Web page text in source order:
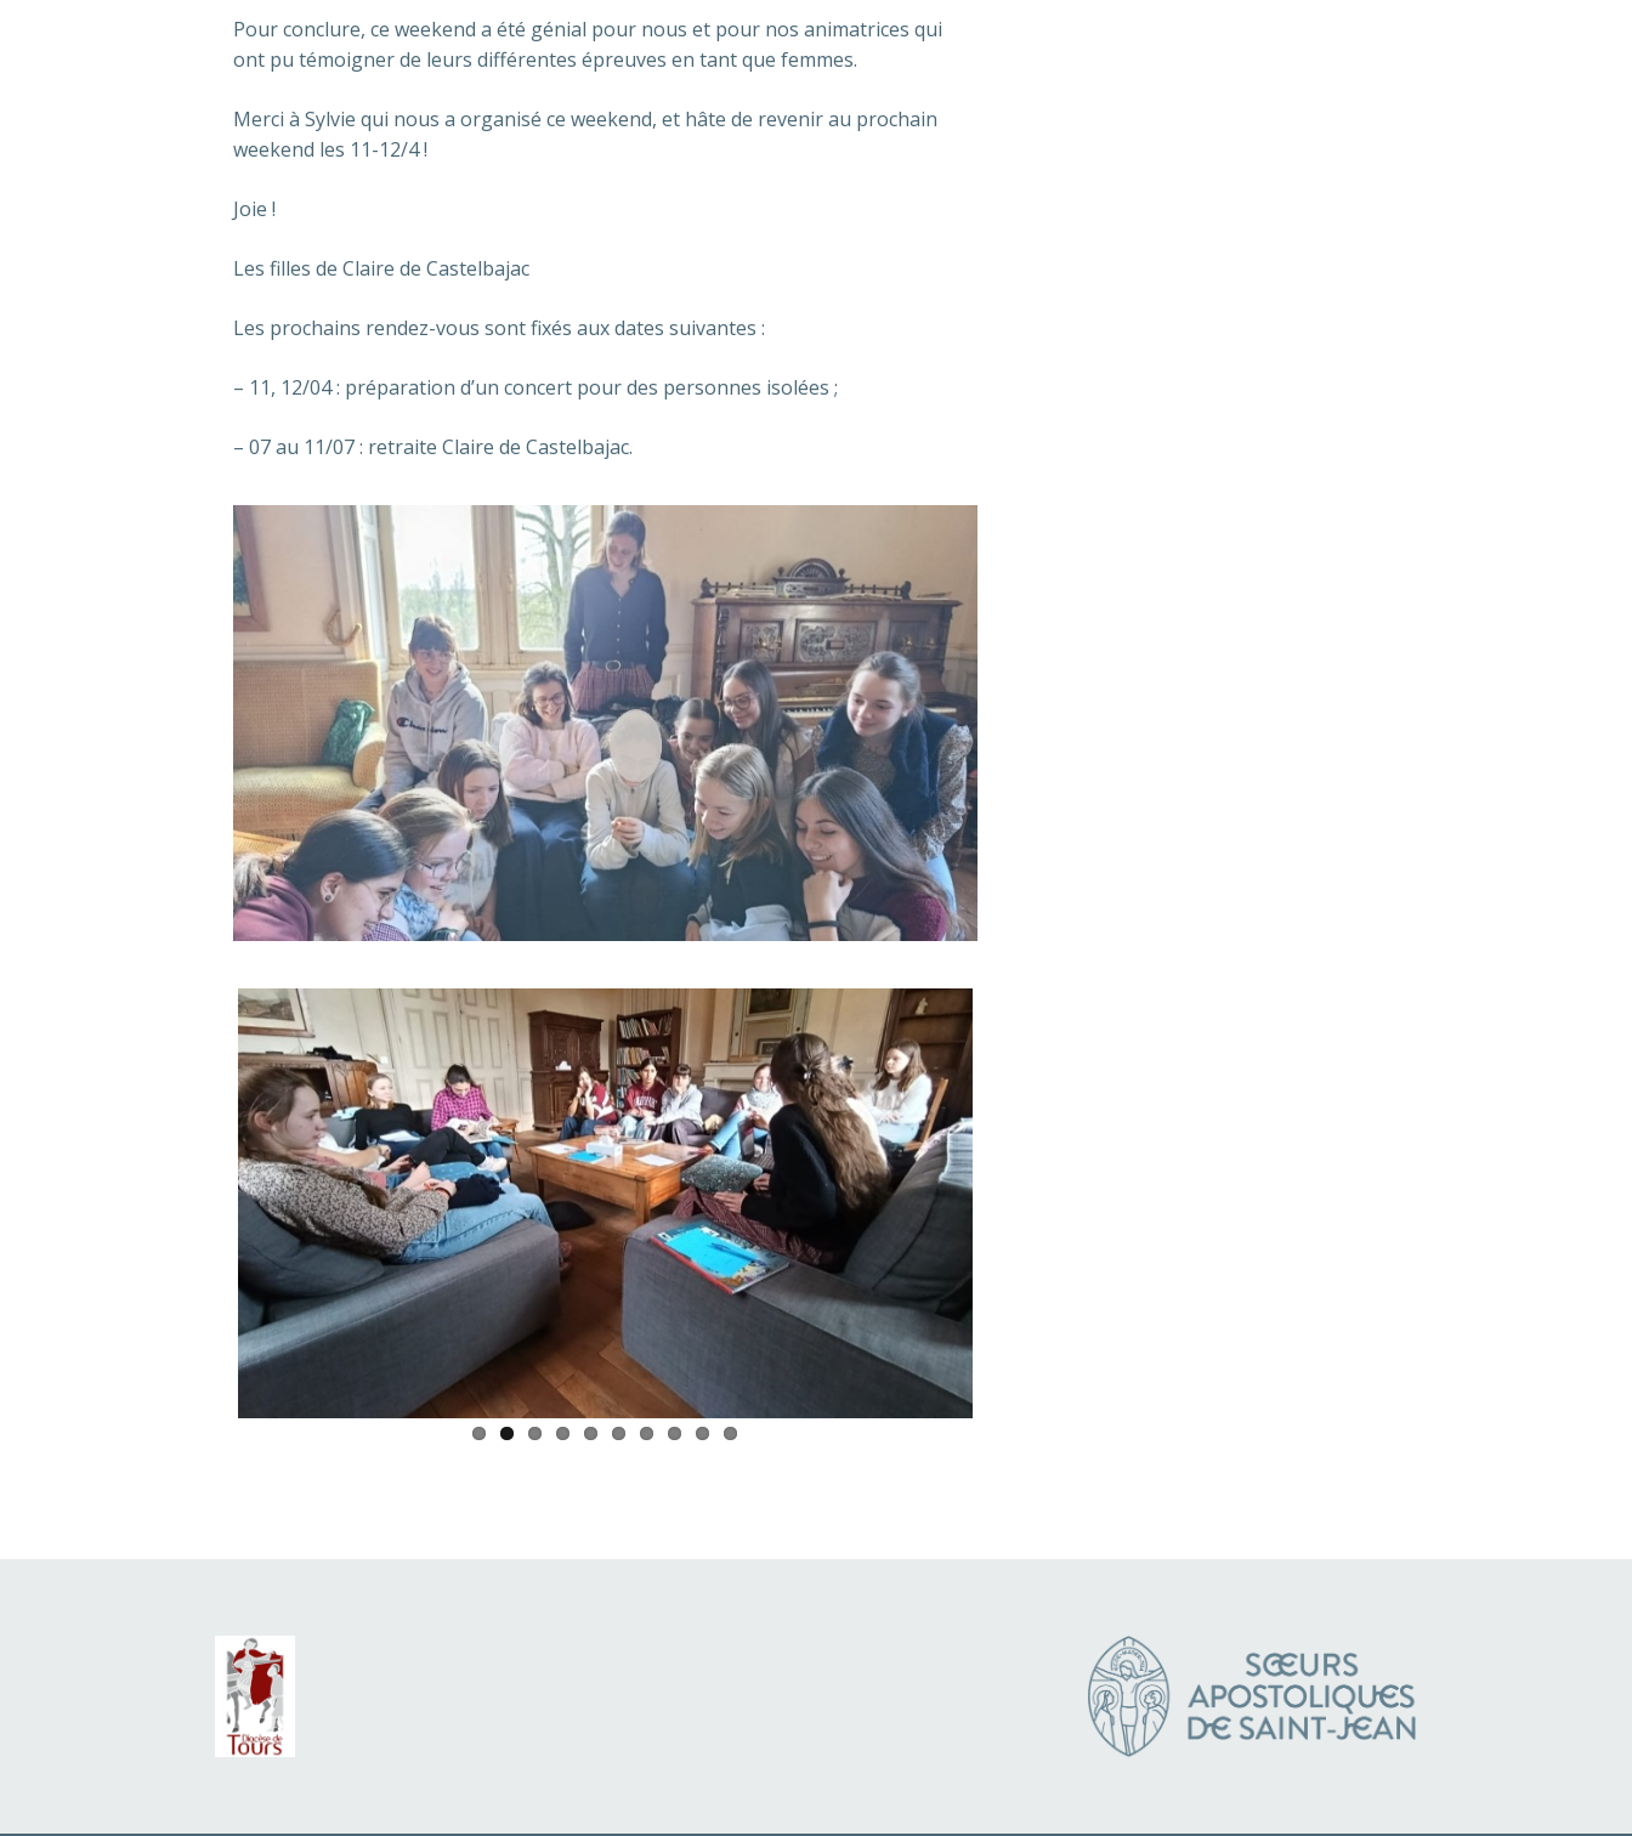
Pour conclure, ce weekend a été génial pour nous et pour nos animatrices qui
ont pu témoigner de leurs différentes épreuves en tant que femmes.
Merci à Sylvie qui nous a organisé ce weekend, et hâte de revenir au prochain
weekend les 11-12/4 !
Joie !
Les filles de Claire de Castelbajac
Les prochains rendez-vous sont fixés aux dates suivantes :
– 11, 12/04 : préparation d’un concert pour des personnes isolées ;
– 07 au 11/07 : retraite Claire de Castelbajac.